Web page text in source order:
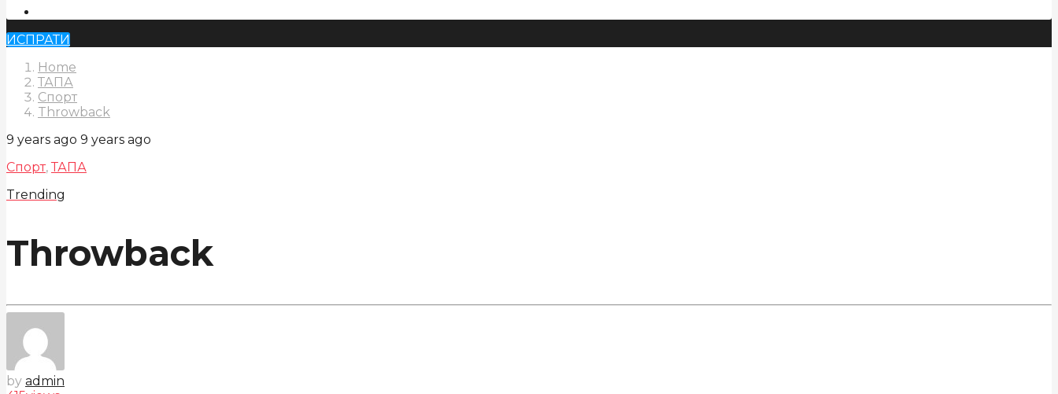
ИСПРАТИ
Home
ТАПА
Спорт
Throwback
9 years ago 9 years ago
Спорт, ТАПА
Trending
Throwback
by admin